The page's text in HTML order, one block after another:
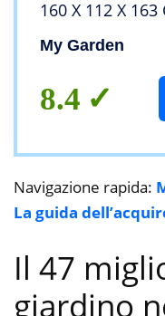
160 X 112 X 163
My Garden
8.4
Navigazione rapida:
La guida
Il 47
giardino